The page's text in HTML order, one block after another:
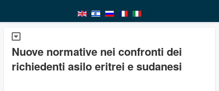
Nuove normative nei confronti dei
richiedenti asilo eritrei e sudanesi